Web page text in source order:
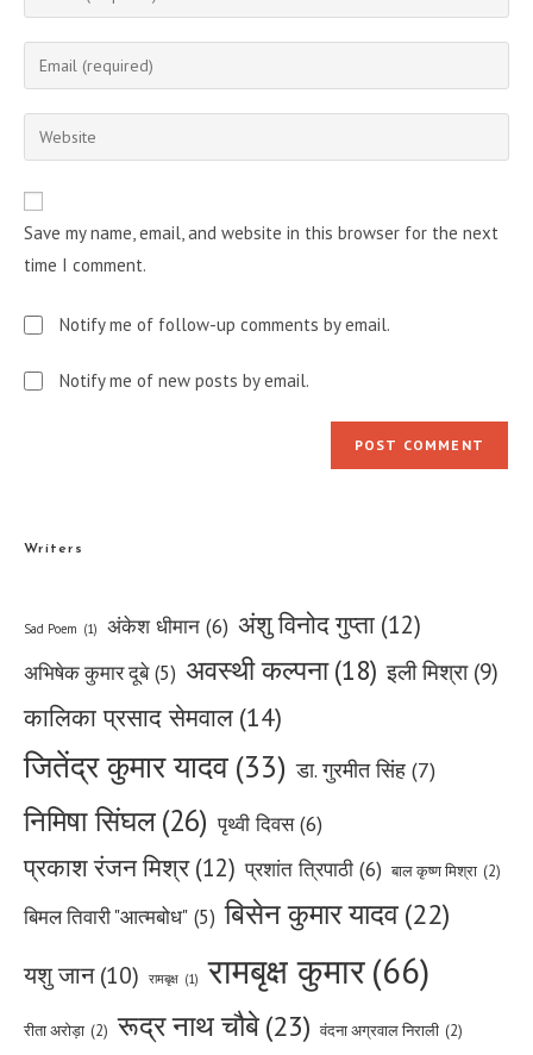
your
name
comment
Enter
your
email
address
Enter
your
URL
(optional)
Save my name, email, and website in this browser for the next
time I comment.
Notify me of follow-up comments by email.
Notify me of new posts by email.
Writers
Sad Poem (1) अंकेश धीमान (6) अंशु विनोद गुप्ता (12)
अभिषेक कुमार दूबे (5) अवस्थी कल्पना (18) इली मिश्रा (9)
कालिका प्रसाद सेमवाल (14)
जितेंद्र कुमार यादव (33) डा. गुरमीत सिंह (7)
निमिषा सिंघल(26) पृथ्वी दिवस (6)
प्रकाश रंजन मिश्र (12) प्रशांत त्रिपाठी (6) बाल कृष्ण मिश्रा (2)
बिमल तिवारी "आत्मबोध" (5) बिसेन कुमार यादव(22)
यशु जान (10) रामबृक्ष (1) रामबृक्ष कुमार(66)
रीता अरोड़ा (2) रूद्र नाथ चौबे(23) वंदना अग्रवाल निराली (2)